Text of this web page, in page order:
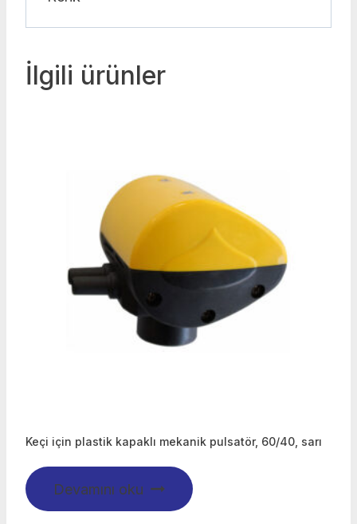
İlgili ürünler
Keçi için plastik kapaklı mekanik pulsatör, 60/40, sarı
Devamını oku